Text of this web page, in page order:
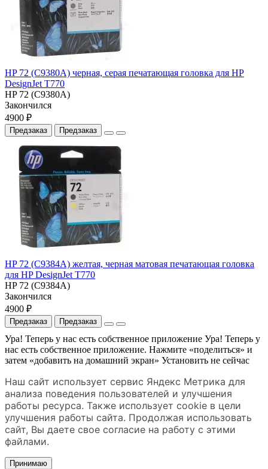
HP 72 (C9380A) черная, серая печатающая головка для HP
DesignJet T770
HP 72 (C9380A)
Закончился
4900 ₽
Предзаказ Предзаказ
HP 72 (C9384A) желтая, черная матовая печатающая головка
для HP DesignJet T770
HP 72 (C9384A)
Закончился
4900 ₽
Предзаказ Предзаказ
Ура! Теперь у нас есть собственное приложение Ура! Теперь у
нас есть собственное приложение. Нажмите «поделиться» и
затем «добавить на домашний экран» Установить не сейчас
Наш сайт использует сервис Яндекс Метрика для
анализа поведения пользователей и улучшения
работы ресурса. Также использует cookie в цели
улучшения работы сайта. Продолжая использовать
сайт, Вы даете свое согласие на работу с этими
файлами.
Принимаю